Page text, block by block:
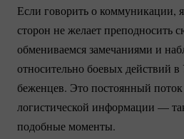
Если говорить о коммуникации,
сторон не желает
обмениваемся замечаниями и
относительно боевых действий
беженцев. Это постоянный
логистической информации —
подобные моменты.